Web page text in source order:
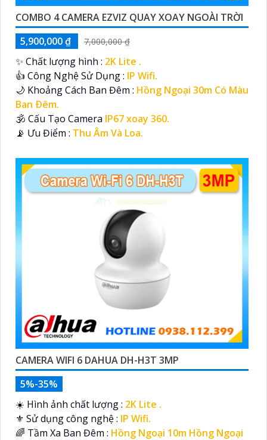
COMBO 4 CAMERA EZVIZ QUAY XOAY NGOÀI TRỜI
5,900,000 ₫
7,000,000 ₫
✨ Chất lượng hình : 2K Lite .
👍 Công Nghệ Sử Dụng : IP Wifi.
🌙 Khoảng Cách Ban Đêm : Hồng Ngoại 30m Có Màu
Ban Ðêm.
🕉️ Cấu Tạo Camera IP67 xoay 360.
️📡 Ưu Điểm : Thu Âm Và Loa.
CAMERA WIFI 6 DAHUA DH-H3T 3MP
5%-35%
☀️ Hình ảnh chất lượng : 2K Lite .
⚜️ Sử dụng công nghệ : IP Wifi.
🌈 Tầm Xa Ban Đêm : Hồng Ngoại 10m Hồng Ngoại